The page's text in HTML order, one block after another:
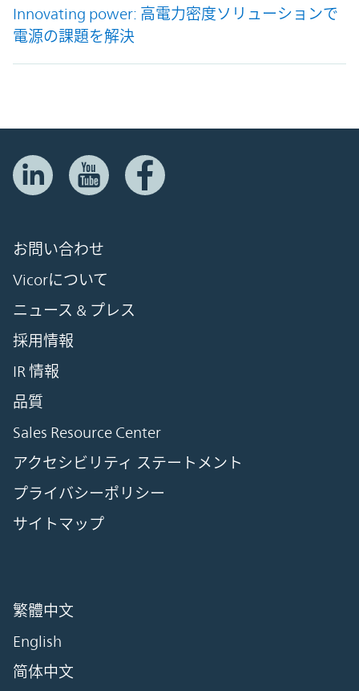
Innovating power: 高電力密度ソリューションで
電源の課題を解決
お問い合わせ
Vicorについて
ニュース & プレス
採用情報
IR 情報
品質
Sales Resource Center
アクセシビリティ ステートメント
プライバシーポリシー
サイトマップ
繁體中文
English
简体中文